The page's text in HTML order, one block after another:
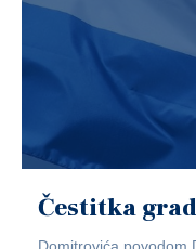
Čestitka